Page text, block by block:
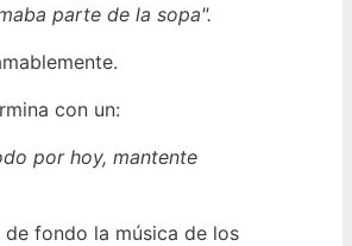
parte de la sopa".
con un:
por hoy, mantente
de fondo la música de los